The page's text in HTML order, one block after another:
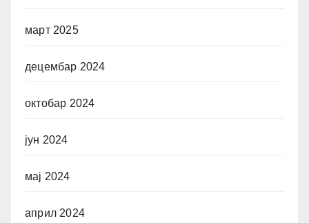
март 2025
децембар 2024
октобар 2024
јун 2024
мај 2024
април 2024